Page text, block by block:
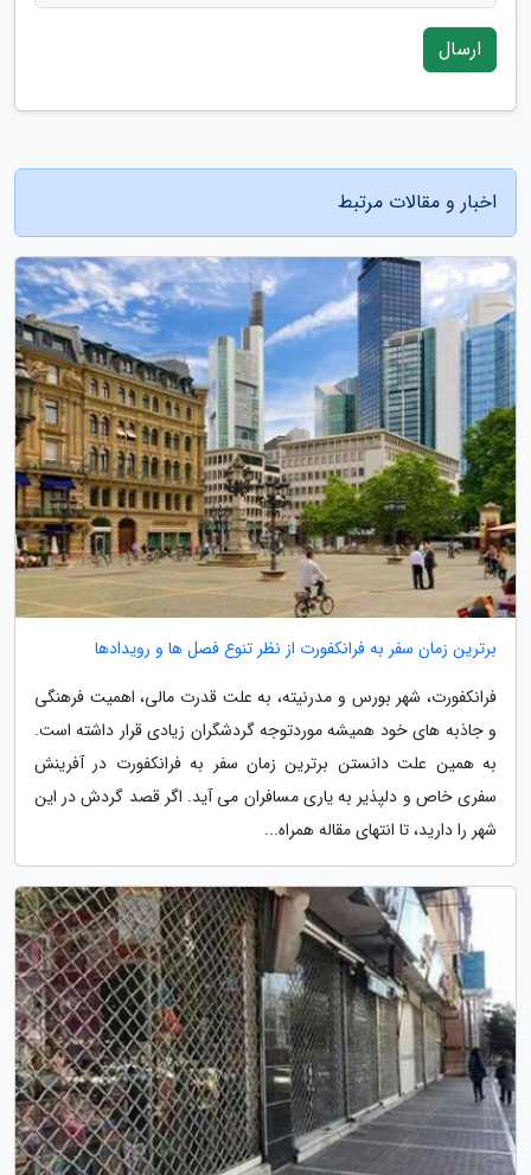
ارسال
اخبار و مقالات مرتبط
برترین زمان سفر به فرانکفورت از نظر تنوع فصل ها و رویدادها
فرانکفورت، شهر بورس و مدرنیته، به علت قدرت مالی، اهمیت فرهنگی
و جاذبه های خود همیشه موردتوجه گردشگران زیادی قرار داشته است.
به همین علت دانستن برترین زمان سفر به فرانکفورت در آفرینش
سفری خاص و دلپذیر به یاری مسافران می آید. اگر قصد گردش در این
شهر را دارید، تا انتهای مقاله همراه...